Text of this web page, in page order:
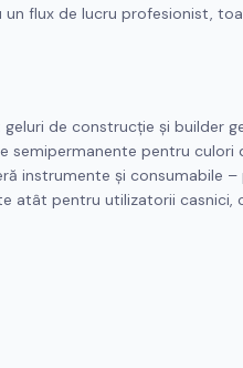
flux de lucru profesionist,
de construcție și builder
semipermanente pentru
instrumente și consumabile
atât pentru utilizatorii casnici,